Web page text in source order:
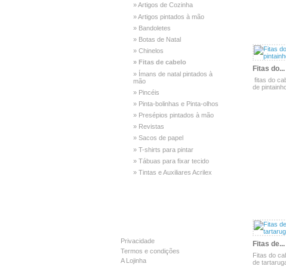
» Artigos de Cozinha
» Artigos pintados à mão
» Bandoletes
» Botas de Natal
» Chinelos
» Fitas de cabelo
» Ímans de natal pintados à
mão
» Pincéis
» Pinta-bolinhas e Pinta-olhos
» Presépios pintados à mão
» Revistas
» Sacos de papel
» T-shirts para pintar
» Tábuas para fixar tecido
» Tintas e Auxiliares Acrilex
Privacidade
Termos e condições
A Lojinha
Fitas do...
fitas do
de
Fitas de...
Fitas do
de